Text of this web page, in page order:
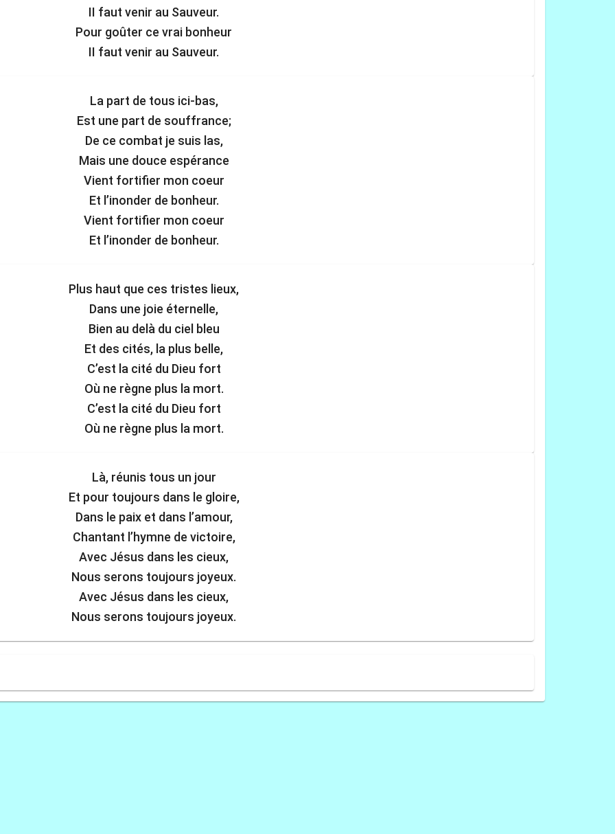
II faut venir au Sauveur.
Pour goûter ce vrai bonheur
II faut venir au Sauveur.
La part de tous ici-bas,
Est une part de souffrance;
De ce combat je suis las,
Mais une douce espérance
Vient fortifier mon coeur
Et l’inonder de bonheur.
Vient fortifier mon coeur
Et l’inonder de bonheur.
Plus haut que ces tristes lieux,
Dans une joie éternelle,
Bien au delà du ciel bleu
Et des cités, la plus belle,
C’est la cité du Dieu fort
Où ne règne plus la mort.
C’est la cité du Dieu fort
Où ne règne plus la mort.
Là, réunis tous un jour
Et pour toujours dans le gloire,
Dans le paix et dans l’amour,
Chantant l’hymne de victoire,
Avec Jésus dans les cieux,
Nous serons toujours joyeux.
Avec Jésus dans les cieux,
Nous serons toujours joyeux.